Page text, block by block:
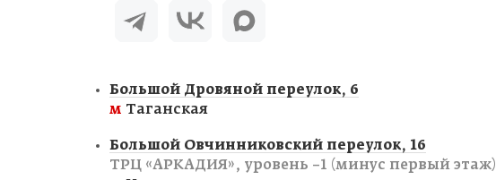
Большой Дровяной переулок, 6
м Таганская
Большой Овчинниковский переулок, 16
ТРЦ «АРКАДИЯ», уровень −1 (минус первый этаж)